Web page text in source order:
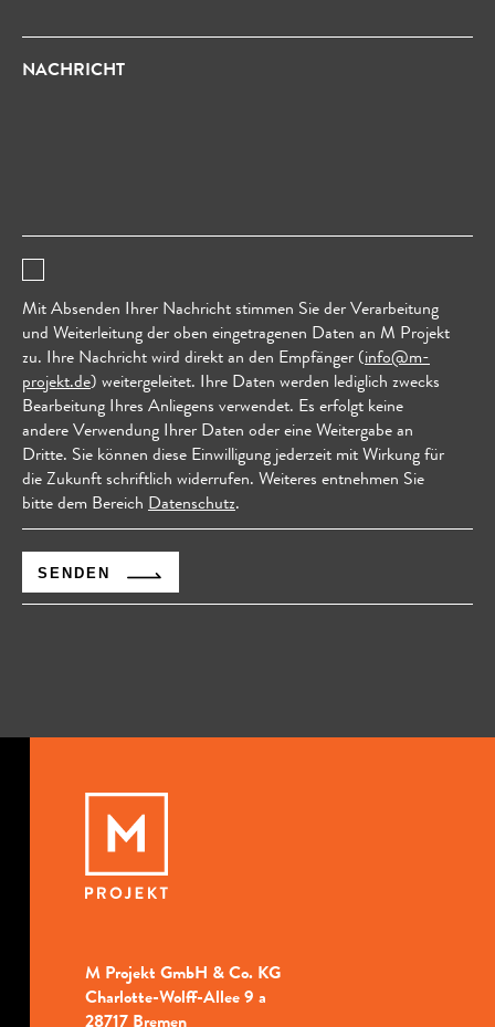
NACHRICHT
Mit Absenden Ihrer Nachricht stimmen Sie der Verarbeitung
und Weiterleitung der oben eingetragenen Daten an M Projekt
zu. Ihre Nachricht wird direkt an den Empfänger (info@m-
projekt.de) weitergeleitet. Ihre Daten werden lediglich zwecks
Bearbeitung Ihres Anliegens verwendet. Es erfolgt keine
andere Verwendung Ihrer Daten oder eine Weitergabe an
Dritte. Sie können diese Einwilligung jederzeit mit Wirkung für
die Zukunft schriftlich widerrufen. Weiteres entnehmen Sie
bitte dem Bereich Datenschutz.
SENDEN
M Projekt GmbH & Co. KG
Charlotte-Wolff-Allee 9 a
28717 Bremen